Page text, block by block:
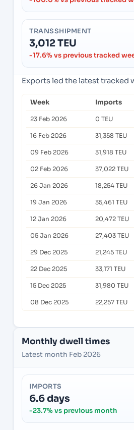
TRANSSHIPMENT
3,012 TEU
-17.6% vs previous tracked
Exports led the latest tracked
Week Imports
23 Feb 2026 0 TEU
16 Feb 2026 31,358 TEU
09 Feb 2026 31,918 TEU
02 Feb 2026 37,022 TEU
26 Jan 2026 18,254 TEU
19 Jan 2026 35,461 TEU
12 Jan 2026 20,472 TEU
05 Jan 2026 27,403 TEU
29 Dec 2025 21,245 TEU
22 Dec 2025 33,171 TEU
15 Dec 2025 31,980 TEU
08 Dec 2025 22,257 TEU
Monthly dwell times
Latest month Feb 2026
IMPORTS
6.6 days
-23.7% vs previous month